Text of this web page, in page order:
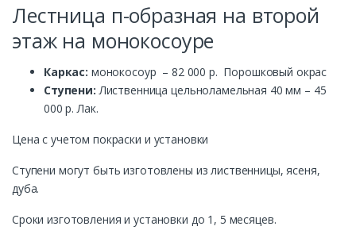
Лестница п-образная на второй
этаж на монокосоуре
Каркас: монокосоур – 82 000 р. Порошковый окрас
Ступени: Лиственница цельноламельная 40 мм – 45
000 р. Лак.
Цена с учетом покраски и установки
Ступени могут быть изготовлены из лиственницы, ясеня,
дуба.
Сроки изготовления и установки до 1, 5 месяцев.